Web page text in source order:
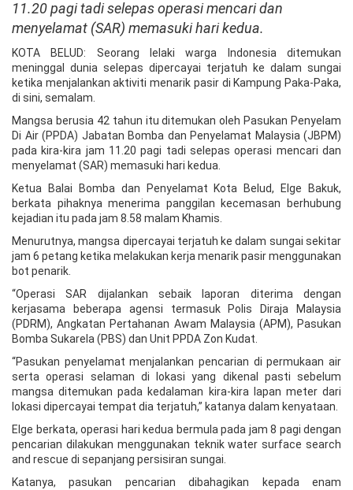
11.20 pagi tadi selepas operasi mencari dan
menyelamat (SAR) memasuki hari kedua.
KOTA BELUD: Seorang lelaki warga Indonesia ditemukan
meninggal dunia selepas dipercayai terjatuh ke dalam sungai
ketika menjalankan aktiviti menarik pasir di Kampung Paka-Paka,
di sini, semalam.
Mangsa berusia 42 tahun itu ditemukan oleh Pasukan Penyelam
Di Air (PPDA) Jabatan Bomba dan Penyelamat Malaysia (JBPM)
pada kira-kira jam 11.20 pagi tadi selepas operasi mencari dan
menyelamat (SAR) memasuki hari kedua.
Ketua Balai Bomba dan Penyelamat Kota Belud, Elge Bakuk,
berkata pihaknya menerima panggilan kecemasan berhubung
kejadian itu pada jam 8.58 malam Khamis.
Menurutnya, mangsa dipercayai terjatuh ke dalam sungai sekitar
jam 6 petang ketika melakukan kerja menarik pasir menggunakan
bot penarik.
“Operasi SAR dijalankan sebaik laporan diterima dengan
kerjasama beberapa agensi termasuk Polis Diraja Malaysia
(PDRM), Angkatan Pertahanan Awam Malaysia (APM), Pasukan
Bomba Sukarela (PBS) dan Unit PPDA Zon Kudat.
“Pasukan penyelamat menjalankan pencarian di permukaan air
serta operasi selaman di lokasi yang dikenal pasti sebelum
mangsa ditemukan pada kedalaman kira-kira lapan meter dari
lokasi dipercayai tempat dia terjatuh,” katanya dalam kenyataan.
Elge berkata, operasi hari kedua bermula pada jam 8 pagi dengan
pencarian dilakukan menggunakan teknik water surface search
and rescue di sepanjang persisiran sungai.
Katanya, pasukan pencarian dibahagikan kepada enam